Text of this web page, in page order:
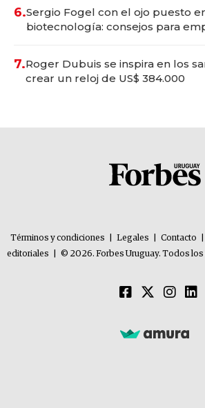
6.Sergio Fogel con el ojo puesto
biotecnología: consejos para
7.Roger Dubuis se inspira en los
crear un reloj de US$ 384.000
Términos y condiciones Legales Contacto
editoriales
© 2026. Forbes Uruguay. Todos los